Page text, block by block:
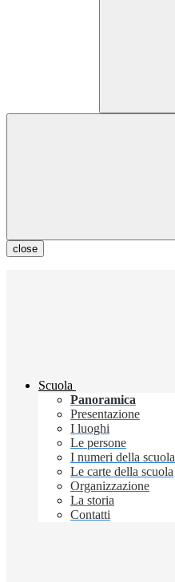
close
Scuola
Panoramica
Presentazione
I luoghi
Le persone
I numeri della scuola
Le carte della scuola
Organizzazione
La storia
Contatti